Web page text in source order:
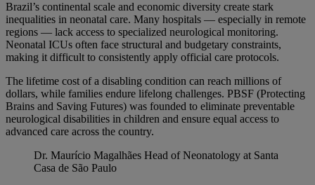
Brazil’s continental scale and economic diversity create stark
inequalities in neonatal care. Many hospitals — especially in remote
regions — lack access to specialized neurological monitoring.
Neonatal ICUs often face structural and budgetary constraints,
making it difficult to consistently apply official care protocols.
The lifetime cost of a disabling condition can reach millions of
dollars, while families endure lifelong challenges. PBSF (Protecting
Brains and Saving Futures) was founded to eliminate preventable
neurological disabilities in children and ensure equal access to
advanced care across the country.
Dr. Maurício Magalhães Head of Neonatology at Santa
Casa de São Paulo